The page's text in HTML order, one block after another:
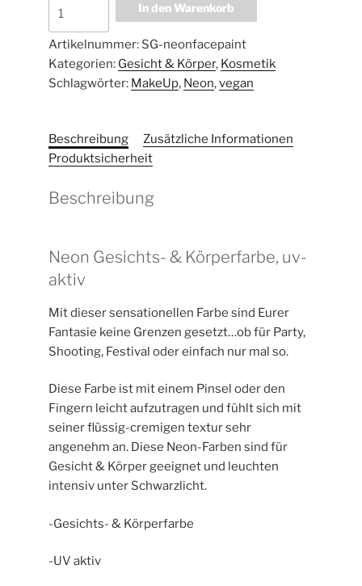
In den Warenkorb
Artikelnummer: SG-neonfacepaint
Kategorien: Gesicht & Körper, Kosmetik
Schlagwörter: MakeUp, Neon,vegan
Beschreibung
Zusätzliche Informationen
Produktsicherheit
Beschreibung
Neon Gesichts- & Körperfarbe, uv-
aktiv
Mit dieser sensationellen Farbe sind Eurer
Fantasie keine Grenzen gesetzt…ob für Party,
Shooting, Festival oder einfach nur mal so.
Diese Farbe ist mit einem Pinsel oder den
Fingern leicht aufzutragen und fühlt sich mit
seiner flüssig-cremigen textur sehr
angenehm an. Diese Neon-Farben sind für
Gesicht & Körper geeignet und leuchten
intensiv unter Schwarzlicht.
-Gesichts- & Körperfarbe
-UV aktiv